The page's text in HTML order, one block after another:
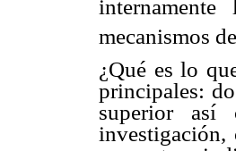
mecanismos
¿Qué es lo
principales:
superior así
investigación,